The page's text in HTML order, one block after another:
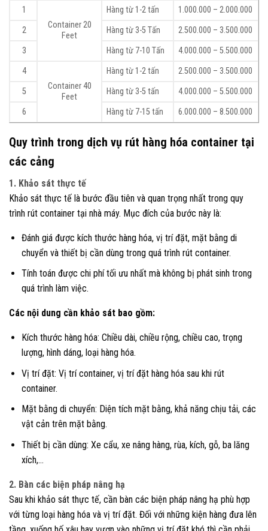
1
Container 20
Feet
Hàng từ 1-2 tấn
1.000.000 – 2.000.000
2
Hàng từ 3-5 Tấn
2.500.000 – 3.500.000
3
Hàng từ 7-10 Tấn
4.000.000 – 5.500.000
4
Container 40
Feet
Hàng từ 1-2 tấn
2.500.000 – 3.500.000
5
Hàng từ 3-5 tấn
4.000.000 – 5.500.000
6
Hàng từ 7-15 tấn 6.000.000 – 8.500.000
Quy trình trong dịch vụ rút hàng hóa container tại
các cảng
1. Khảo sát thực tế
Khảo sát thực tế là bước đầu tiên và quan trọng nhất trong quy
trình rút container tại nhà máy. Mục đích của bước này là:
Đánh giá được kích thước hàng hóa, vị trí đặt, mặt bằng di
chuyển và thiết bị cần dùng trong quá trình rút container.
Tính toán được chi phí tối ưu nhất mà không bị phát sinh trong
quá trình làm việc.
Các nội dung cần khảo sát bao gồm:
Kích thước hàng hóa: Chiều dài, chiều rộng, chiều cao, trọng
lượng, hình dáng, loại hàng hóa.
Vị trí đặt: Vị trí container, vị trí đặt hàng hóa sau khi rút
container.
Mặt bằng di chuyển: Diện tích mặt bằng, khả năng chịu tải, các
vật cản trên mặt bằng.
Thiết bị cần dùng: Xe cẩu, xe nâng hàng, rùa, kích, gỗ, ba lăng
xích,…
2. Bàn các biện pháp nâng hạ
Sau khi khảo sát thực tế, cần bàn các biện pháp nâng hạ phù hợp
với từng loại hàng hóa và vị trí đặt. Đối với những kiện hàng đưa lên